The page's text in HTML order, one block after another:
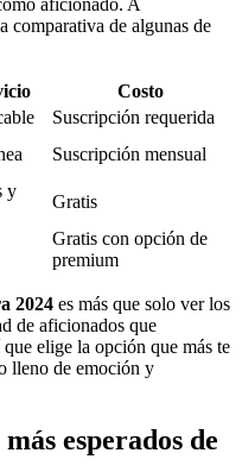
aficionado. A
comparativa de algunas de
Costo
Suscripción requerida
Suscripción mensual
y
Gratis
Gratis con opción de
premium
2024 es más que solo ver los
de aficionados que
elige la opción que más te
lleno de emoción y
esperados de